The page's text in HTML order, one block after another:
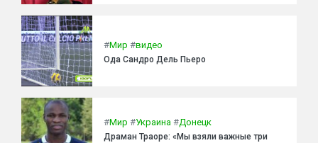
#Мир #видео
Ода Сандро Дель Пьеро
#Мир #Украина #Донецк
Драман Траоре: «Мы взяли важные три